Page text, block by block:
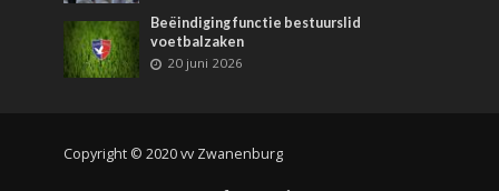
Beëindiging functie bestuurslid
voetbalzaken
20 juni 2026
Copyright © 2020 vv Zwanenburg